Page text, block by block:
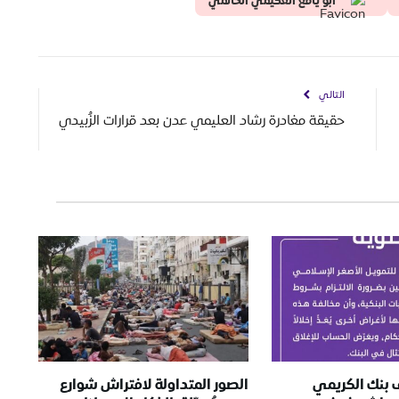
التالي
حقيقة مغادرة رشاد العليمي عدن بعد قرارات الزُبيدي
بنك الكريمي الصور المتداولة لافتراش شوارع